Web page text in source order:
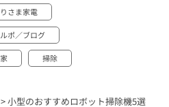
さま家電
ルポ／ブログ
掃除
>小型のおすすめロボット掃除機5選